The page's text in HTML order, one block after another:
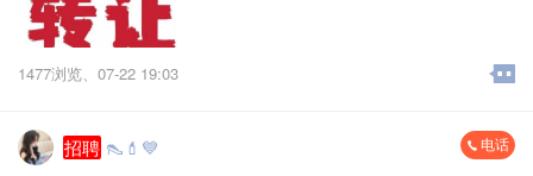
1477浏览、 07-22 19:03
招聘 👠💄💙 电话